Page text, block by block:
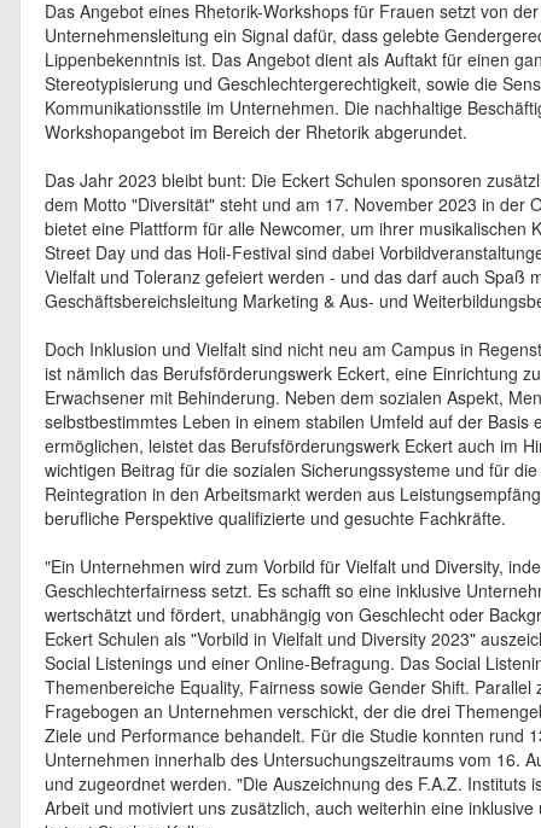
Das Angebot eines Rhetorik-Workshops für Frauen setzt von
Unternehmensleitung ein Signal dafür, dass gelebte
Lippenbekenntnis ist. Das Angebot dient als Auftakt für einen
Stereotypisierung und Geschlechtergerechtigkeit, sowie die
Kommunikationsstile im Unternehmen. Die nachhaltige
Workshopangebot im Bereich der Rhetorik abgerundet.
Das Jahr 2023 bleibt bunt: Die Eckert Schulen sponsoren
dem Motto "Diversität" steht und am 17. November 2023 in der
bietet eine Plattform für alle Newcomer, um ihrer musikalischen
Street Day und das Holi-Festival sind dabei
Vielfalt und Toleranz gefeiert werden - und das darf auch Spaß
Geschäftsbereichsleitung Marketing & Aus- und
Doch Inklusion und Vielfalt sind nicht neu am Campus in
ist nämlich das Berufsförderungswerk Eckert, eine Einrichtung
Erwachsener mit Behinderung. Neben dem sozialen Aspekt,
selbstbestimmtes Leben in einem stabilen Umfeld auf der Basis
ermöglichen, leistet das Berufsförderungswerk Eckert auch im
wichtigen Beitrag für die sozialen Sicherungssysteme und für
Reintegration in den Arbeitsmarkt werden aus
berufliche Perspektive qualifizierte und gesuchte Fachkräfte.
"Ein Unternehmen wird zum Vorbild für Vielfalt und Diversity,
Geschlechterfairness setzt. Es schafft so eine inklusive
wertschätzt und fördert, unabhängig von Geschlecht oder
Eckert Schulen als "Vorbild in Vielfalt und Diversity 2023"
Social Listenings und einer Online-Befragung. Das Social
Themenbereiche Equality, Fairness sowie Gender Shift.
Fragebogen an Unternehmen verschickt, der die drei
Ziele und Performance behandelt. Für die Studie konnten rund
Unternehmen innerhalb des Untersuchungszeitraums vom 16.
und zugeordnet werden. "Die Auszeichnung des F.A.Z.
Arbeit und motiviert uns zusätzlich, auch weiterhin eine